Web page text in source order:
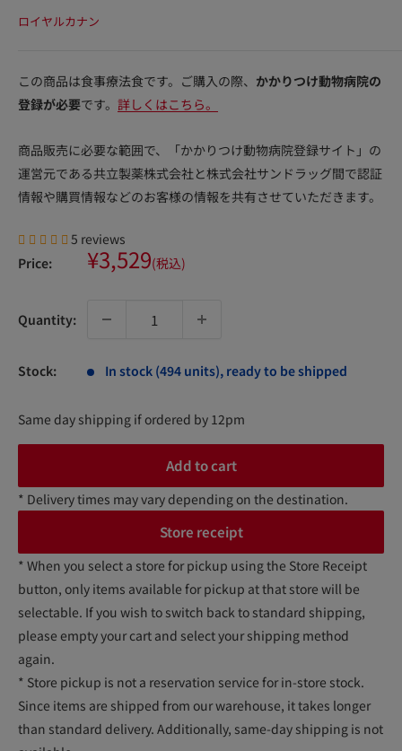
ロイヤルカナン
この商品は食事療法食です。ご購入の際、 かかりつけ動物病院の
登録が必要です。 詳しくはこちら。
商品販売に必要な範囲で、「かかりつけ動物病院登録サイト」の
運営元である共立製薬株式会社と株式会社サンドラッグ間で認証
情報や購買情報などのお客様の情報を共有させていただきます。
5 reviews
Price:
Sale
price
¥3,529(税込)
Quantity:
Stock: In stock (494 units), ready to be shipped
Same day shipping if ordered by 12pm
Add to cart
* Delivery times may vary depending on the destination.
Store receipt
* When you select a store for pickup using the Store Receipt
button, only items available for pickup at that store will be
selectable. If you wish to switch back to standard shipping,
please empty your cart and select your shipping method
again.
* Store pickup is not a reservation service for in-store stock.
Since items are shipped from our warehouse, it takes longer
than standard delivery. Additionally, same-day shipping is not